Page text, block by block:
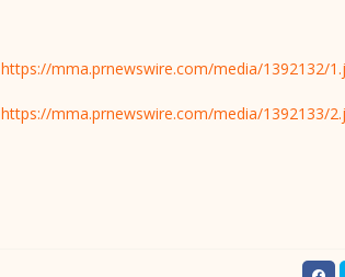
https://mma.prnewswire.com/media/1392132/
https://mma.prnewswire.com/media/1392133/